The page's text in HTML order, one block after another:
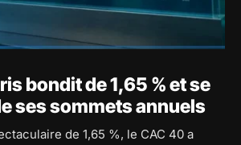
bondit de 1,65 % et se
ses sommets annuels
de 1,65 %, le CAC 40 a